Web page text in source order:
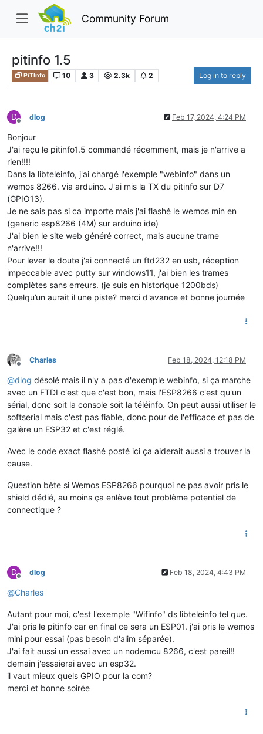
Community Forum
pitinfo 1.5
PiTInfo 10 3 2.3k 2 Log in to reply
D
Offline
dlog Feb 17, 2024, 4:24 PM
Bonjour
J'ai reçu le pitinfo1.5 commandé récemment, mais je n'arrive a
rien!!!!
Dans la libteleinfo, j'ai chargé l'exemple "webinfo" dans un
wemos 8266. via arduino. J'ai mis la TX du pitinfo sur D7
(GPIO13).
Je ne sais pas si ca importe mais j'ai flashé le wemos min en
(generic esp8266 (4M) sur arduino ide)
J'ai bien le site web généré correct, mais aucune trame
n'arrive!!!
Pour lever le doute j'ai connecté un ftd232 en usb, réception
impeccable avec putty sur windows11, j'ai bien les trames
complètes sans erreurs. (je suis en historique 1200bds)
Quelqu’un aurait il une piste? merci d'avance et bonne journée
Offline
Charles Feb 18, 2024, 12:18 PM
@dlog désolé mais il n'y a pas d'exemple webinfo, si ça marche
avec un FTDI c'est que c'est bon, mais l'ESP8266 c'est qu'un
sérial, donc soit la console soit la téléinfo. On peut aussi utiliser le
softserial mais c'est pas fiable, donc pour de l'efficace et pas de
galère un ESP32 et c'est réglé.
Avec le code exact flashé posté ici ça aiderait aussi a trouver la
cause.
Question bête si Wemos ESP8266 pourquoi ne pas avoir pris le
shield dédié, au moins ça enlève tout problème potentiel de
connectique ?
D
Offline
dlog Feb 18, 2024, 4:43 PM
@Charles
Autant pour moi, c'est l'exemple "Wifinfo" ds libteleinfo tel que.
J'ai pris le pitinfo car en final ce sera un ESP01. j'ai pris le wemos
mini pour essai (pas besoin d'alim séparée).
J'ai fait aussi un essai avec un nodemcu 8266, c'est pareil!!
demain j'essaierai avec un esp32.
il vaut mieux quels GPIO pour la com?
merci et bonne soirée